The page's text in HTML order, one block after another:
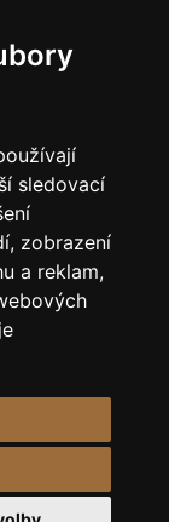
sledovací
zobrazení
a reklam,